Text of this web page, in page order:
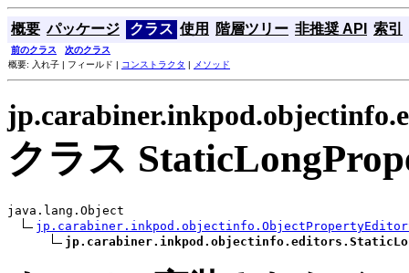
概要 パッケージ クラス 使用 階層ツリー 非推奨 API 索引
前のクラス
次のクラス
概要: 入れ子 | フィールド | コンストラクタ | メソッド
クラス
java.lang.Object